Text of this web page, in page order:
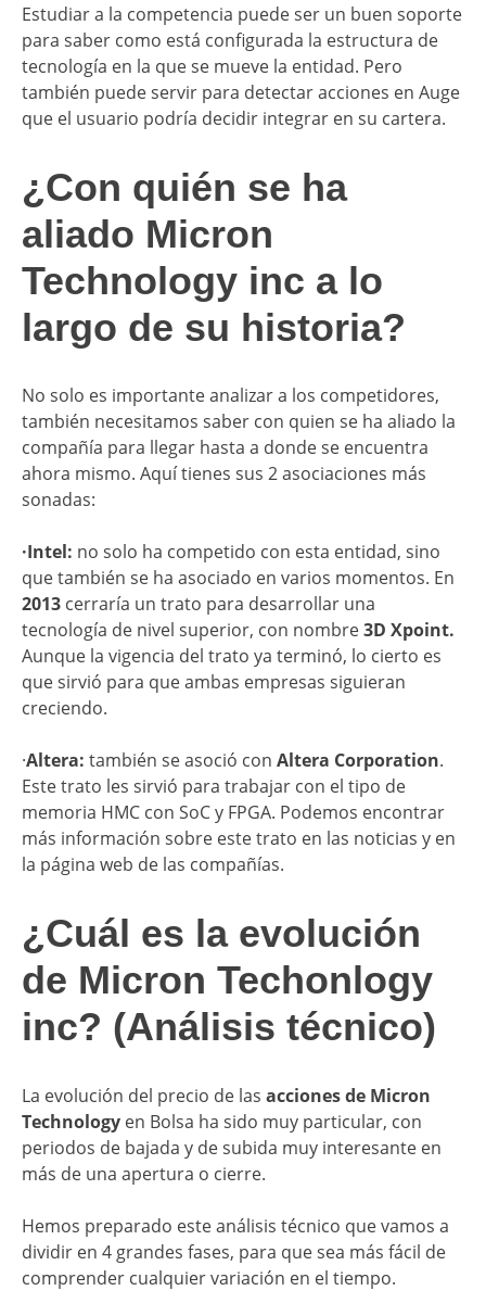
Estudiar a la competencia puede ser un buen soporte
para saber como está configurada la estructura de
tecnología en la que se mueve la entidad. Pero
también puede servir para detectar acciones en Auge
que el usuario podría decidir integrar en su cartera.
¿Con quién se ha
aliado Micron
Technology inc a lo
largo de su historia?
No solo es importante analizar a los competidores,
también necesitamos saber con quien se ha aliado la
compañía para llegar hasta a donde se encuentra
ahora mismo. Aquí tienes sus 2 asociaciones más
sonadas:
·Intel: no solo ha competido con esta entidad, sino
que también se ha asociado en varios momentos. En
2013 cerraría un trato para desarrollar una
tecnología de nivel superior, con nombre3D Xpoint.
Aunque la vigencia del trato ya terminó, lo cierto es
que sirvió para que ambas empresas siguieran
creciendo.
·Altera: también se asoció con Altera Corporation.
Este trato les sirvió para trabajar con el tipo de
memoria HMC con SoC y FPGA. Podemos encontrar
más información sobre este trato en las noticias y en
la página web de las compañías.
¿Cuál es la evolución
de Micron Techonlogy
inc? (Análisis técnico)
La evolución del precio de las acciones de Micron
Technology en Bolsa ha sido muy particular, con
periodos de bajada y de subida muy interesante en
más de una apertura o cierre.
Hemos preparado este análisis técnico que vamos a
dividir en 4 grandes fases, para que sea más fácil de
comprender cualquier variación en el tiempo.